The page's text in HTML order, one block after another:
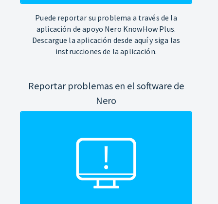
Puede reportar su problema a través de la
aplicación de apoyo Nero KnowHow Plus.
Descargue la aplicación desde aquí y siga las
instrucciones de la aplicación.
Reportar problemas en el software de
Nero